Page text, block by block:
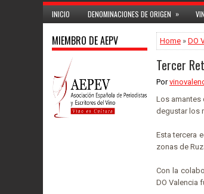
INICIO DENOMINACIONES DE ORIGEN »
MIEMBRO DE AEPV Home » DO
Tercer
Por
Los amantes
degustar los
Esta tercera
zonas de
Con la
DO Valencia